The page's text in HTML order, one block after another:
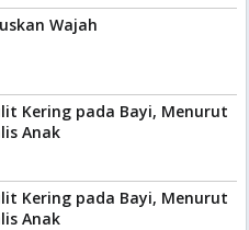
Wajah
Kering pada Bayi, Menurut
Anak
Kering pada Bayi, Menurut
Anak